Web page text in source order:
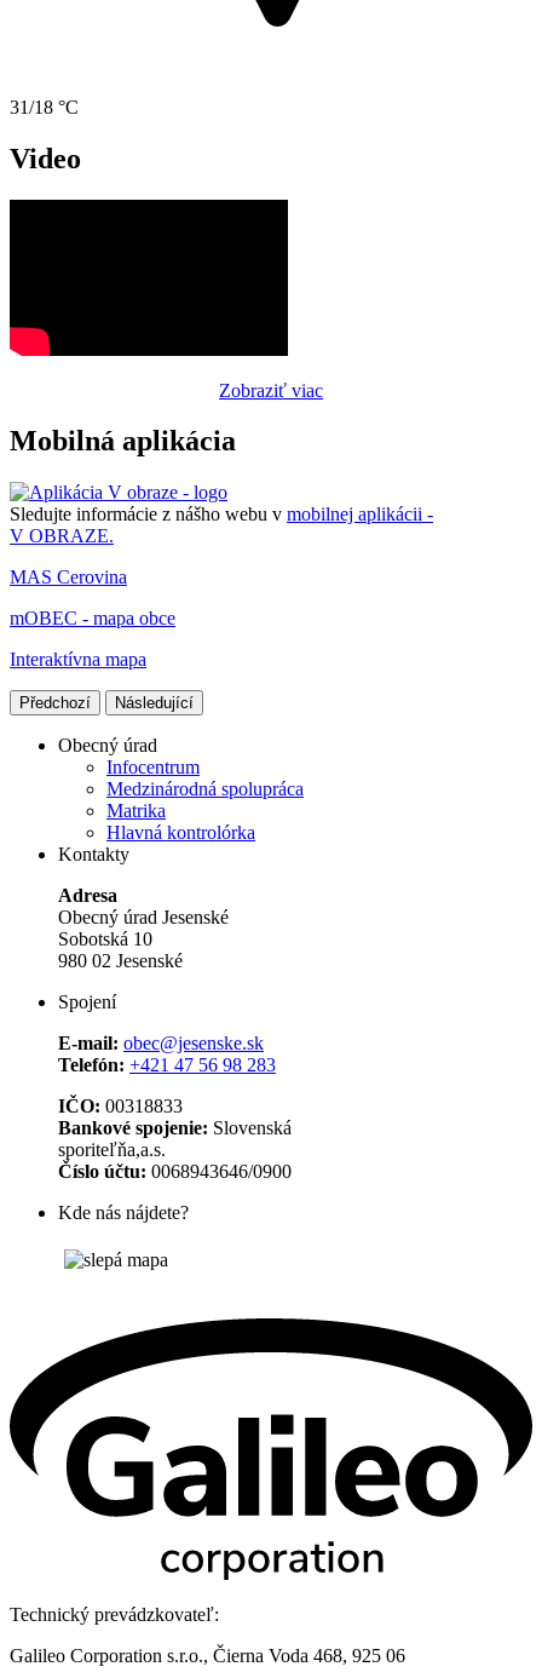
31/18 °C
Video
Zobraziť viac
Mobilná aplikácia
Sledujte informácie z nášho webu v mobilnej aplikácii -
V OBRAZE.
MAS Cerovina
mOBEC - mapa obce
Interaktívna mapa
Předchozí Následující
Obecný úrad
Infocentrum
Medzinárodná spolupráca
Matrika
Hlavná kontrolórka
Kontakty
Adresa
Obecný úrad Jesenské
Sobotská 10
980 02 Jesenské
Spojení
E-mail: obec@jesenske.sk
Telefón: +421 47 56 98 283
IČO: 00318833
Bankové spojenie: Slovenská
sporiteľňa,a.s.
Číslo účtu: 0068943646/0900
Kde nás nájdete?
Technický prevádzkovateľ:
Galileo Corporation s.r.o., Čierna Voda 468, 925 06